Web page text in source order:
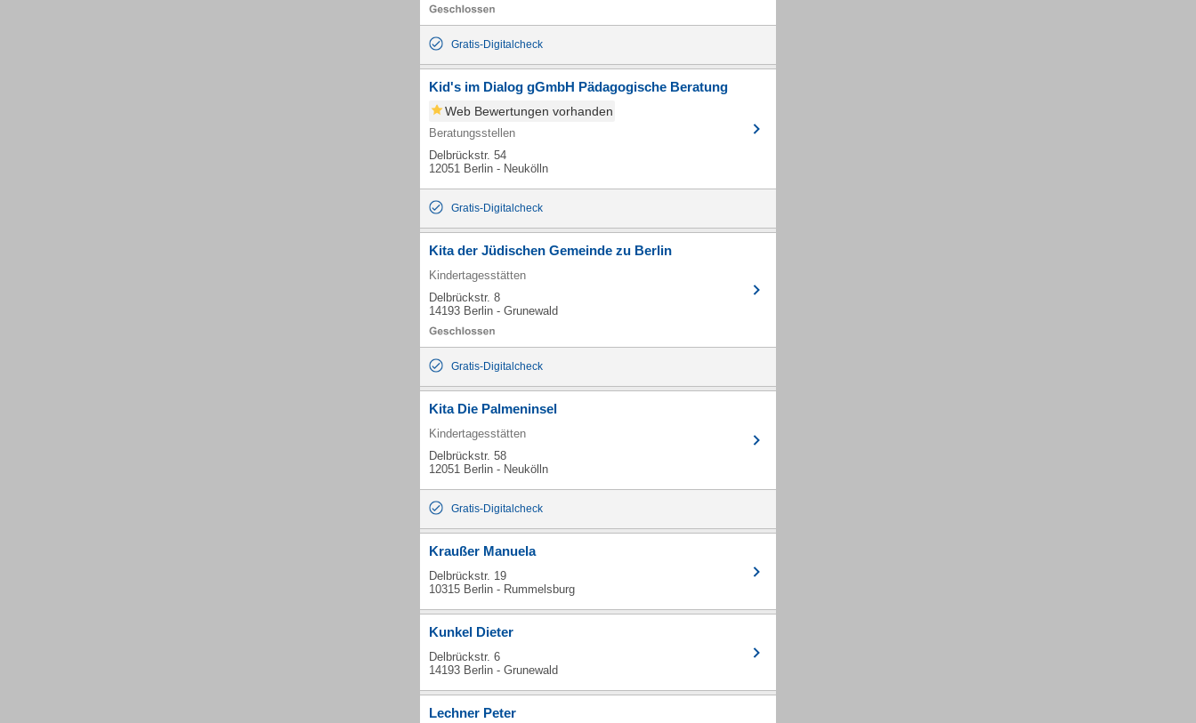
Gratis-Digitalcheck
Kid's im Dialog gGmbH Pädagogische Beratung
Web Bewertungen vorhanden
Beratungsstellen
Delbrückstr. 54
12051 Berlin - Neukölln
Gratis-Digitalcheck
Kita der Jüdischen Gemeinde zu Berlin
Kindertagesstätten
Delbrückstr. 8
14193 Berlin - Grunewald
Gratis-Digitalcheck
Kita Die Palmeninsel
Kindertagesstätten
Delbrückstr. 58
12051 Berlin - Neukölln
Gratis-Digitalcheck
Kraußer Manuela
Delbrückstr. 19
10315 Berlin - Rummelsburg
Kunkel Dieter
Delbrückstr. 6
14193 Berlin - Grunewald
Lechner Peter